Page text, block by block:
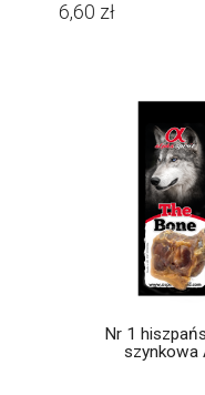
6,60 zł
Nr 1
szynkowa